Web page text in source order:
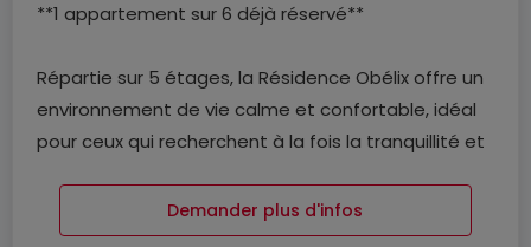
**1 appartement sur 6 déjà réservé**
Répartie sur 5 étages, la Résidence Obélix offre un
environnement de vie calme et confortable, idéal
pour ceux qui recherchent à la fois la tranquillité et
d'une terrasse et/ou d'un balcon privés, offrant des
vues spectaculaires.
Demander plus d'infos